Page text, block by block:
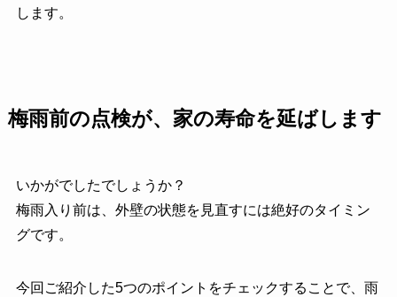
します。
梅雨前の点検が、家の寿命を延ばします
いかがでしたでしょうか？
梅雨入り前は、外壁の状態を見直すには絶好のタイミン
グです。
今回ご紹介した5つのポイントをチェックすることで、雨